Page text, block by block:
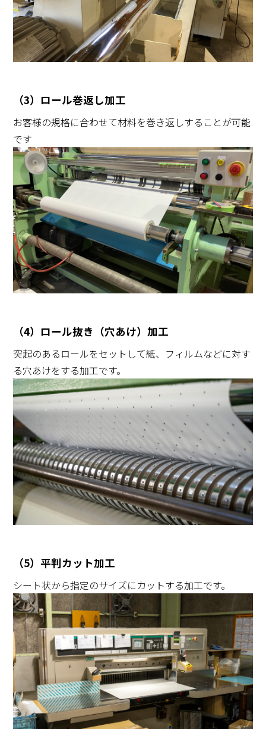
（3）ロール巻返し加工
お客様の規格に合わせて材料を巻き返しすることが可能
です
（4）ロール抜き（穴あけ）加工
突起のあるロールをセットして紙、フィルムなどに対す
る穴あけをする加工です。
（5）平判カット加工
シート状から指定のサイズにカットする加工です。